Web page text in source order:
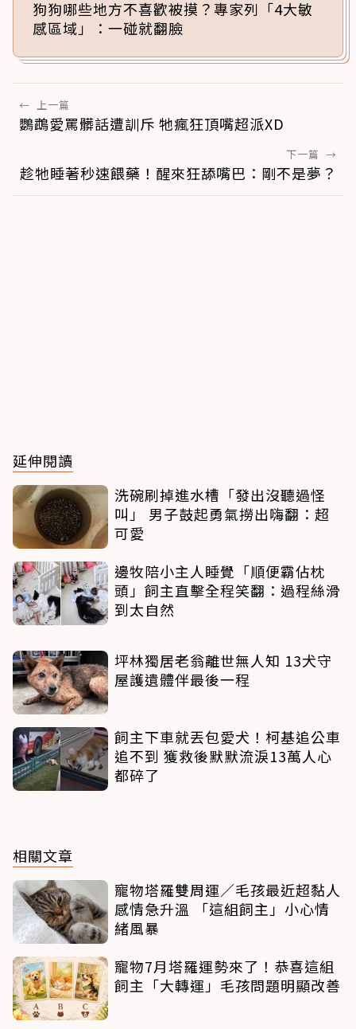
狗狗哪些地方不喜歡被摸？專家列「4大敏
感區域」：一碰就翻臉
← 上一篇
鸚鵡愛罵髒話遭訓斥 牠瘋狂頂嘴超派XD
下一篇 →
趁牠睡著秒速餵藥！醒來狂舔嘴巴：剛不是夢？
延伸閱讀
洗碗刷掉進水槽「發出沒聽過怪
叫」 男子鼓起勇氣撈出嗨翻：超
可愛
邊牧陪小主人睡覺「順便霸佔枕
頭」飼主直擊全程笑翻：過程絲滑
到太自然
坪林獨居老翁離世無人知 13犬守
屋護遺體伴最後一程
飼主下車就丟包愛犬！柯基追公車
追不到 獲救後默默流淚13萬人心
都碎了
相關文章
寵物塔羅雙周運／毛孩最近超黏人
感情急升溫 「這組飼主」小心情
緒風暴
寵物7月塔羅運勢來了！恭喜這組
飼主「大轉運」毛孩問題明顯改善